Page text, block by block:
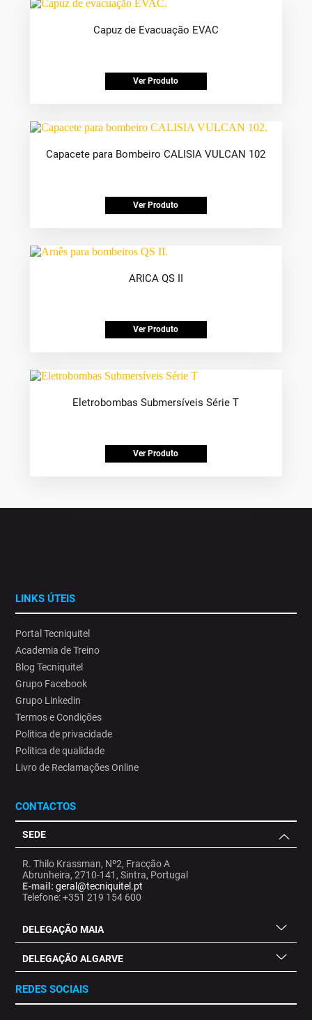
Capuz de Evacuação EVAC
Ver Produto
Capacete para Bombeiro CALISIA VULCAN 102
Ver Produto
ARICA QS II
Ver Produto
Eletrobombas Submersíveis Série T
Ver Produto
LINKS ÚTEIS
Portal Tecniquitel
Academia de Treino
Blog Tecniquitel
Grupo Facebook
Grupo Linkedin
Termos e Condições
Politica de privacidade
Politica de qualidade
Livro de Reclamações Online
CONTACTOS
SEDE
R. Thilo Krassman, Nº2, Fracção A
Abrunheira, 2710-141, Sintra, Portugal
E-mail: geral@tecniquitel.pt
Telefone: +351 219 154 600
DELEGAÇÃO MAIA
DELEGAÇÃO ALGARVE
REDES SOCIAIS